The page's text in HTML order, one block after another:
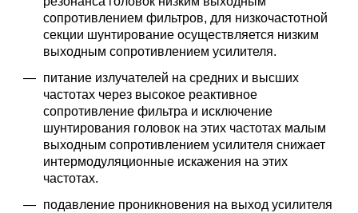
сопротивлением фильтров, для низкочастотной
секции шунтирование осуществляется низким
выходным сопротивлением усилителя.
питание излучателей на средних и высших
частотах через высокое реактивное
сопротивление фильтра и исключение
шунтирования головок на этих частотах малым
выходным сопротивлением усилителя снижает
интермодуляционные искажения на этих
частотах.
подавление проникновения на выход усилителя